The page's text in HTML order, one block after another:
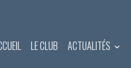
LE CLUB ACTUALITÉS